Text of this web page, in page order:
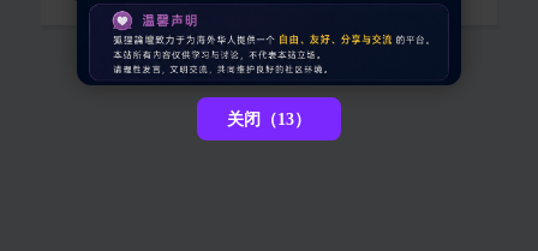
关闭（13）